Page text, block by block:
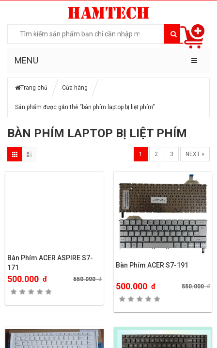
MENU
Trang chủ Cửa hàng
Sản phẩm được gắn thẻ “bàn phím laptop bị liệt phím”
BÀN PHÍM LAPTOP BỊ LIỆT PHÍM
1 2 3 NEXT »
Bàn Phím ACER ASPIRE S7-
171
500.000 đ 550.000đ
Bàn Phím ACER S7-191
500.000 đ 550.000đ